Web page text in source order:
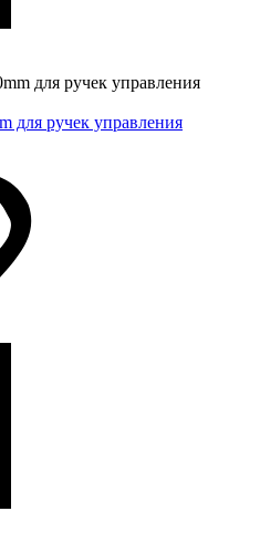
для ручек управления